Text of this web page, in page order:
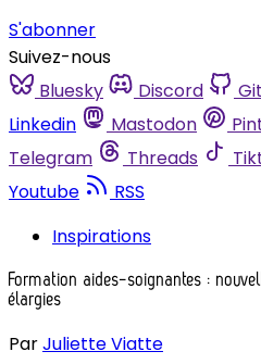
S'abonner
Suivez-nous
Bluesky
Discord
Linkedin
Mastodon
Telegram
Threads
Youtube
RSS
Inspirations
Formation aides-soignantes :
élargies
ParJuliette Viatte